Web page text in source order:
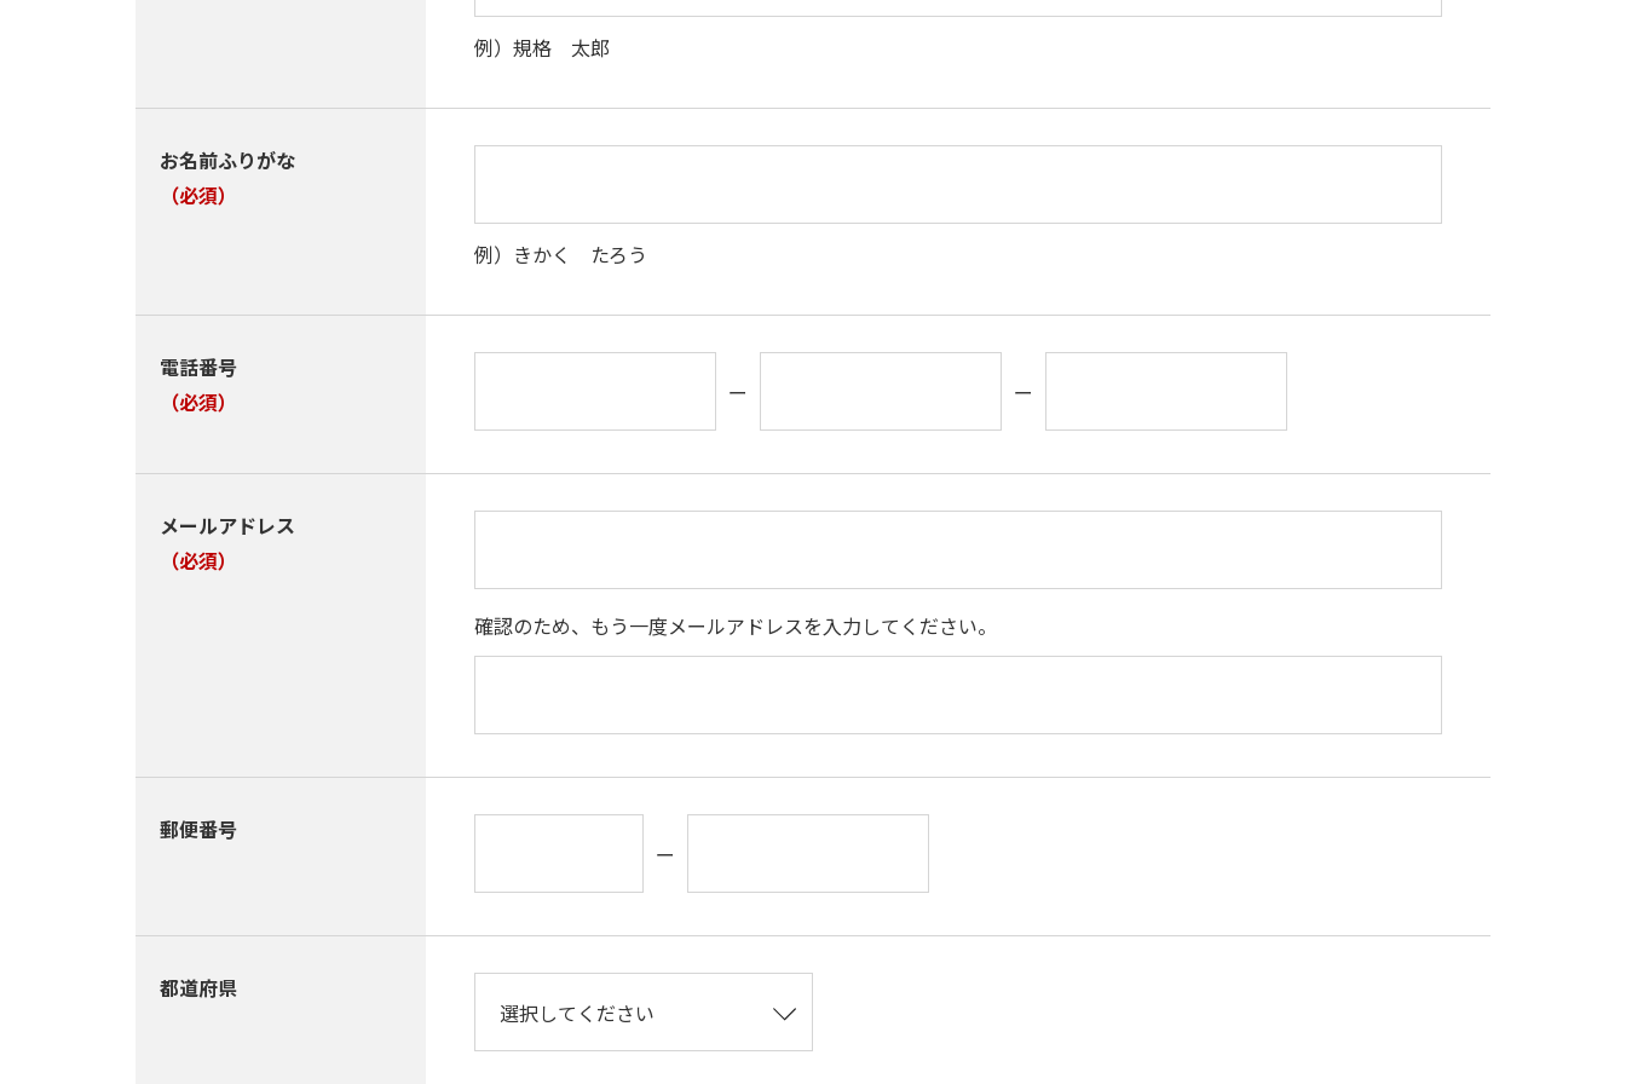
例）規格 太郎
お名前ふりがな
（必須）
例）きかく たろう
電話番号
（必須）
ー ー
メールアドレス
（必須）
確認のため、もう一度メールアドレスを入力してください。
郵便番号
ー
都道府県